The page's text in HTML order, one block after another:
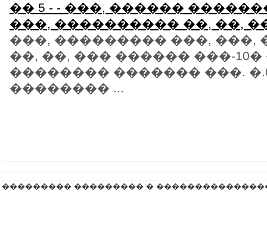
- - ���, ������
���, ���������� ��, ��,
���, ��������� ���, ���,
��, ��, ��� ������ ���-
�������� ������� ���.
�������� ...
��������� ��������� �